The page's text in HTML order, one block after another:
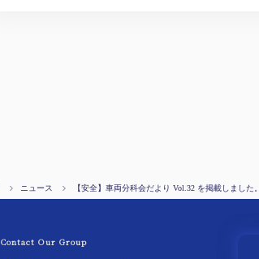
ニュース 【安全】車両分科会だより Vol.32 を掲載しました。
Contact Our Group